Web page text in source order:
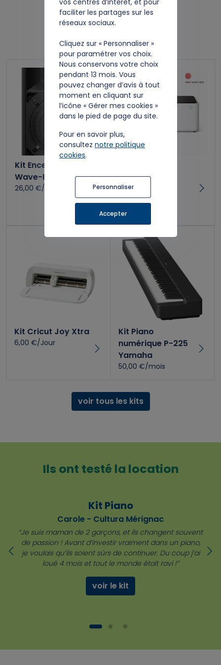
faciliter les partages sur les
réseaux sociaux.
Cliquez sur « Personnaliser »
pour paramétrer vos choix.
Nous conservons votre choix
pendant 13 mois. Vous
pouvez changer d’avis à tout
moment en cliquant sur
l’icône « Gérer mes cookies »
dans le pied de page du site.
Pour en savoir plus,
consultez notre politique
cookies.
Personnaliser
Accepter
Nouveaux kits à louer
Kit Enceintes DJ -
Wave-Eight
26,00 €/Jour
Découpe et
gravure laser
Xtool M1 - 10W
15,00 €/Jour
Kit Cricut Joy Xtra
6,00 €/Jour
Kit Piano
numérique P-225
Yamaha
50,00 €/mois
voir tous les kits
Ils ont testé la location
Kit Piano
Carole - Cultura Mérignac
“Je suis maman de 2 garçons, et ils changent souvent
de passion ! Avant d’investir vraiment dans un piano,
je voulais qu’ils soient sûrs de continuer. Du coup j’ai
loué 4 mois et tout le monde était ravi !”
voir le kit